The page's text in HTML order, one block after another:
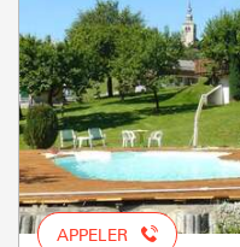
APPELER